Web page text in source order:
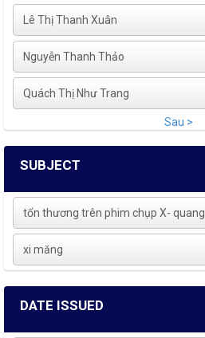
Lê Thị Thanh Xuân
Nguyễn Thanh Thảo
Quách Thị Như Trang
Sau >
SUBJECT
tổn thương trên phim chụp X- quang
xi măng
DATE ISSUED